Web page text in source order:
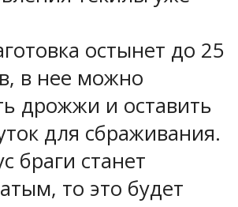
остынет до 25
в нее можно
дрожжи и оставить
для сбраживания.
браги станет
то это будет